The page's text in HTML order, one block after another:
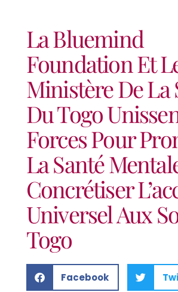
La Bluemind
Foundation Et
Ministère De La
Du Togo
Forces Pour
La Santé
Concrétiser
Universel Aux
Togo
Facebook